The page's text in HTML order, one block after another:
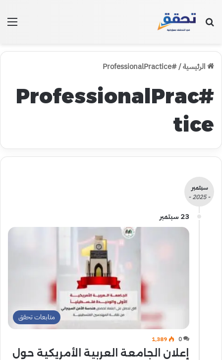
بحث عن
الرئيسية/
#ProfessionalPractice
#ProfessionalPrac
tice
سبتمبر
- 2025 -
23 سبتمبر
متابعات تحقق
0 1٬389
إعلان الجامعة العربية الأمريكية حول